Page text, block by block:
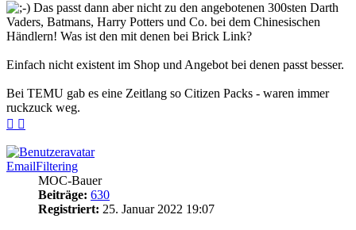
Das passt dann aber nicht zu den angebotenen 300sten Darth
Vaders, Batmans, Harry Potters und Co. bei dem Chinesischen
Händlern! Was ist den mit denen bei Brick Link?
Einfach nicht existent im Shop und Angebot bei denen passt besser.
Bei TEMU gab es eine Zeitlang so Citizen Packs - waren immer
ruckzuck weg.
Nach
(Seite)
(Beitrag)
EmailFiltering
MOC-Bauer
Beiträge: 630
Registriert: 25. Januar 2022 19:07